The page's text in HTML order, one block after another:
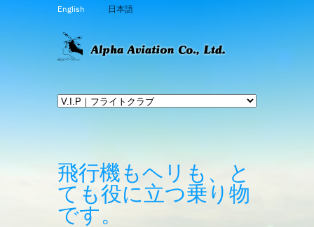
English 日本語
飛行機もヘリも、と
ても役に立つ乗り物
です。